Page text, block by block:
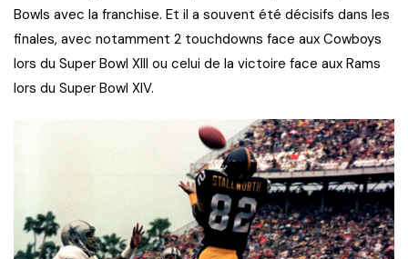
Bowls avec la franchise. Et il a souvent été décisifs dans les
finales, avec notamment 2 touchdowns face aux Cowboys
lors du Super Bowl XIII ou celui de la victoire face aux Rams
lors du Super Bowl XIV.